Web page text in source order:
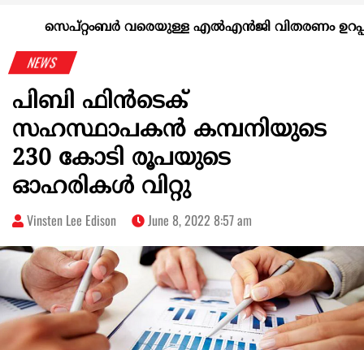
CALENDAR
KERALA @70
സെപ്റ്റംബർ വരെയുള്ള എൽഎൻജി വിതരണം ഉറപ്പാക്കി
NEWS
പിബി ഫിൻടെക്
സഹസ്ഥാപകൻ കമ്പനിയുടെ
230 കോടി രൂപയുടെ
ഓഹരികൾ വിറ്റു
Vinsten Lee Edison June 8, 2022 8:57 am